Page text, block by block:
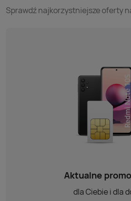
Sprawdź najkorzystniejsze oferty
Aktualne
dla Ciebie i dla